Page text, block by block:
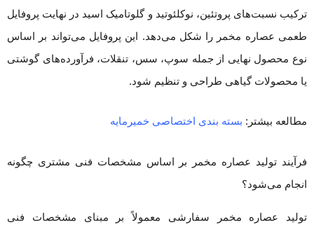
ترکیب نسبت‌های پروتئین، نوکلئوتید و گلوتامیک اسید در نهایت پروفایل
طعمی عصاره مخمر را شکل می‌دهد. این پروفایل می‌تواند بر اساس
نوع محصول نهایی از جمله سوپ، سس، تنقلات، فرآورده‌های گوشتی
یا محصولات گیاهی طراحی و تنظیم شود.
مطالعه بیشتر: بسته بندی اختصاصی خمیرمایه
فرآیند تولید عصاره مخمر بر اساس مشخصات فنی مشتری چگونه
انجام می‌شود؟
تولید عصاره مخمر سفارشی معمولاً بر مبنای مشخصات فنی